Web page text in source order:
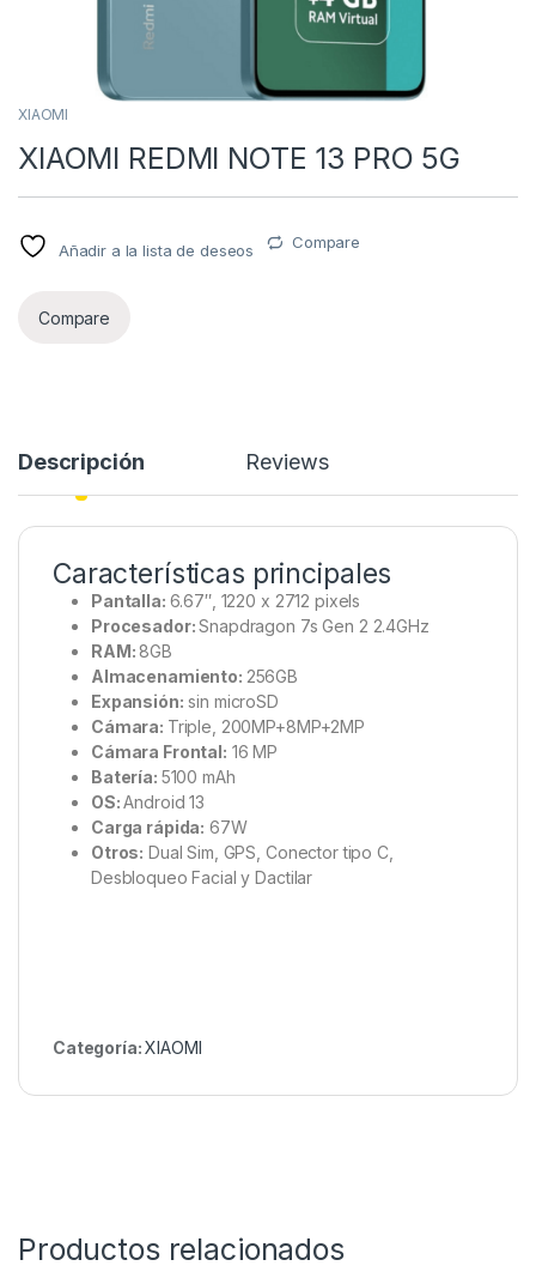
XIAOMI
XIAOMI REDMI NOTE 13 PRO 5G
Añadir a la lista de deseos Compare
Compare
Descripción Reviews
Características principales
Pantalla: 6.67″, 1220 x 2712 pixels
Procesador:Snapdragon 7s Gen 2 2.4GHz
RAM: 8GB
Almacenamiento: 256GB
Expansión: sin microSD
Cámara: Triple, 200MP+8MP+2MP
Cámara Frontal: 16 MP
Batería: 5100 mAh
OS:Android 13
Carga rápida: 67W
Otros: Dual Sim, GPS, Conector tipo C,
Desbloqueo Facial y Dactilar
Categoría:XIAOMI
Productos relacionados